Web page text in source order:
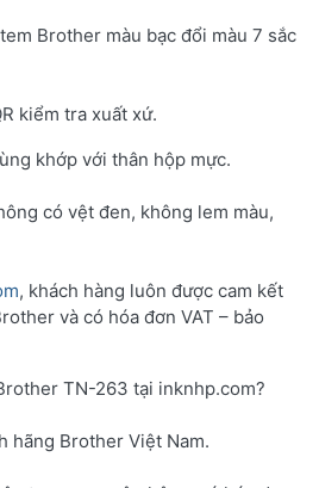
Brother màu bạc đổi màu 7 sắc
kiểm tra xuất xứ.
khớp với thân hộp mực.
có vệt đen, không lem màu,
, khách hàng luôn được cam kết
và có hóa đơn VAT – bảo
TN-263 tại inknhp.com?
hãng Brother Việt Nam.